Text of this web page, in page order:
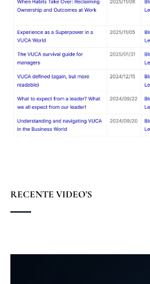
RECENTE VIDEO'S